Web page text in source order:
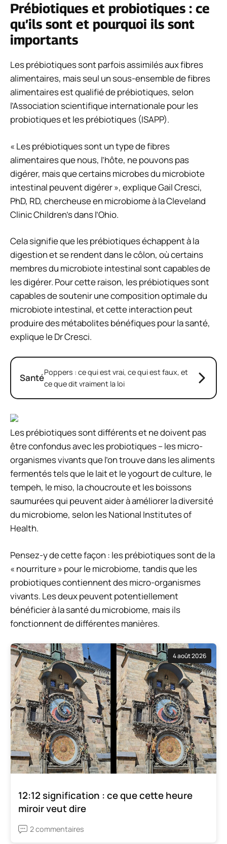
Prébiotiques et probiotiques : ce
qu’ils sont et pourquoi ils sont
importants
Les prébiotiques sont parfois assimilés aux fibres
alimentaires, mais seul un sous-ensemble de fibres
alimentaires est qualifié de prébiotiques, selon
l’Association scientifique internationale pour les
probiotiques et les prébiotiques (ISAPP).
« Les prébiotiques sont un type de fibres
alimentaires que nous, l’hôte, ne pouvons pas
digérer, mais que certains microbes du microbiote
intestinal peuvent digérer », explique Gail Cresci,
PhD, RD, chercheuse en microbiome à la Cleveland
Clinic Children’s dans l’Ohio.
Cela signifie que les prébiotiques échappent à la
digestion et se rendent dans le côlon, où certains
membres du microbiote intestinal sont capables de
les digérer. Pour cette raison, les prébiotiques sont
capables de soutenir une composition optimale du
microbiote intestinal, et cette interaction peut
produire des métabolites bénéfiques pour la santé,
explique le Dr Cresci.
SantéPoppers : ce qui est vrai, ce qui est faux, et
ce que dit vraiment la loi
Les prébiotiques sont différents et ne doivent pas
être confondus avec les probiotiques – les micro-
organismes vivants que l’on trouve dans les aliments
fermentés tels que le lait et le yogourt de culture, le
tempeh, le miso, la choucroute et les boissons
saumurées qui peuvent aider à améliorer la diversité
du microbiome, selon les National Institutes of
Health.
Pensez-y de cette façon : les prébiotiques sont de la
« nourriture » ​​pour le microbiome, tandis que les
probiotiques contiennent des micro-organismes
vivants. Les deux peuvent potentiellement
bénéficier à la santé du microbiome, mais ils
fonctionnent de différentes manières.
4 août 2026
12:12 signification : ce que cette heure
miroir veut dire
2 commentaires